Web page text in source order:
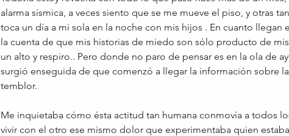
alarma sísmica, a veces siento que se me mueve el piso, y otras
toca un día a mi sola en la noche con mis hijos . En cuanto llegan
la cuenta de que mis historias de miedo son sólo producto de
un alto y respiro.. Pero donde no paro de pensar es en la ola de
surgió enseguida de que comenzó a llegar la información sobre
temblor.
Me inquietaba cómo ésta actitud tan humana conmovía a todos
vivir con el otro ese mismo dolor que experimentaba quien